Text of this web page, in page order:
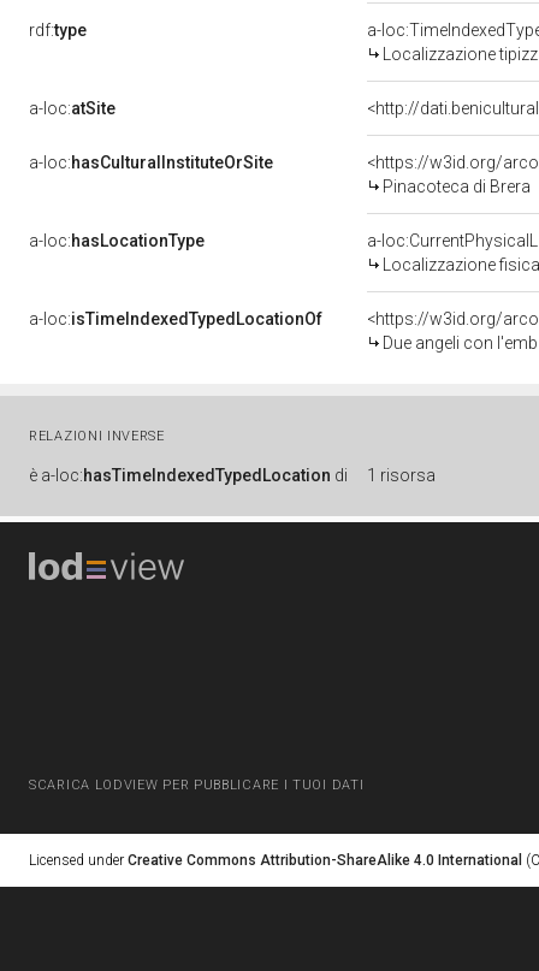
rdf:type
a-
Localizzazione
a-loc:atSite <http://
a-loc:hasCulturalInstituteOrSite
<https://w3id.org/
Pinacoteca di Brera
a-loc:hasLocationType
a-
Localizzazione
a-loc:isTimeIndexedTypedLocationOf
<https://w3id.org/
Due angeli con l'emblema
RELAZIONI INVERSE
è a-loc:hasTimeIndexedTypedLocation di 1 risorsa
SCARICA LODVIEW PER PUBBLICARE I TUOI DATI
Licensed under Creative Commons Attribution-ShareAlike 4.0 International